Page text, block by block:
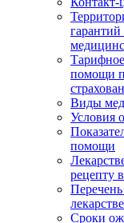
гарантий
помощи
Виды
Условия
помощи
рецепту
Сроки